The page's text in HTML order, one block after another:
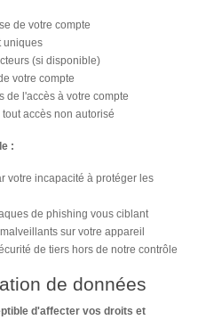
de votre compte
uniques
(si disponible)
votre compte
de l'accès à votre compte
accès non autorisé
:
votre incapacité à protéger les
de phishing vous ciblant
sur votre appareil
de tiers hors de notre contrôle
de données
d'affecter vos droits et